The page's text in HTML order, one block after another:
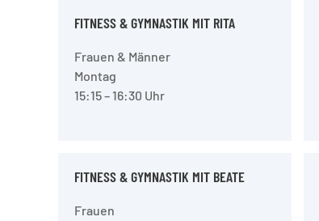
FITNESS & GYMNASTIK MIT RITA
Frauen & Männer
Montag
15:15 – 16:30 Uhr
FITNESS & GYMNASTIK MIT BEATE
Frauen